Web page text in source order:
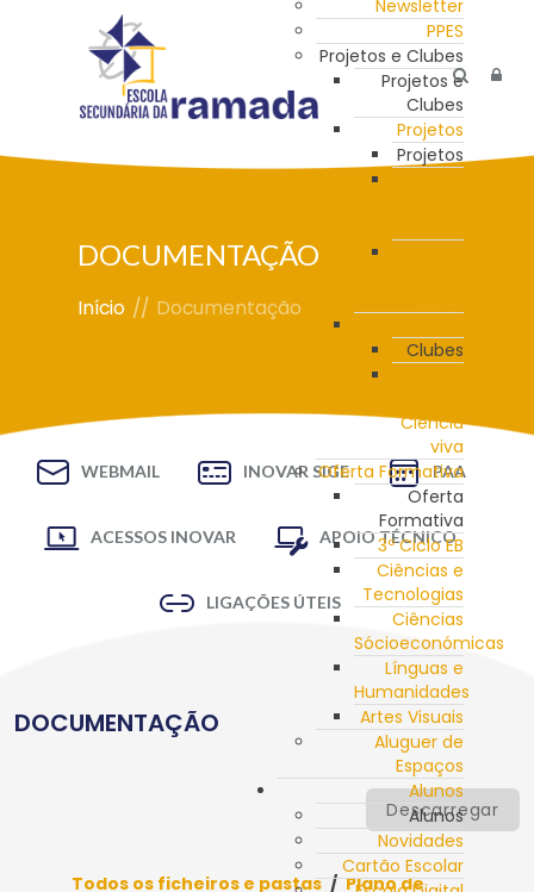
Newsletter
PPES
Projetos e Clubes
Projetos e
Clubes
Projetos
Projetos
Clubes
Ciência
viva
Oferta Formativa
Oferta
Formativa
3º Ciclo EB
Ciências e
Tecnologias
Ciências
Sócioeconómicas
Línguas e
Humanidades
Artes Visuais
Aluguer de
Espaços
Alunos
Alunos
Novidades
Cartão Escolar
DOCUMENTAÇÃO
Início // Documentação
WEBMAIL INOVAR SIGE PAA
ACESSOS INOVAR APOIO TÉCNICO
LIGAÇÕES ÚTEIS
DOCUMENTAÇÃO
Descarregar
Todos os ficheiros e pastas / Plano de